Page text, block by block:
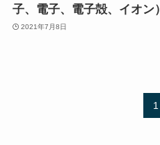
子、電子、電子殻、イオン）
2021年7月8日
1